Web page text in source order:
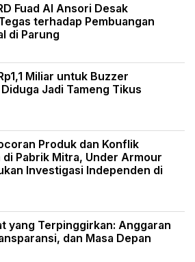
Fuad Al Ansori Desak
terhadap Pembuangan
di Parung
Miliar untuk Buzzer
Jadi Tameng Tikus
Produk dan Konflik
di Pabrik Mitra, Under Armour
Investigasi Independen di
yang Terpinggirkan: Anggaran
dan Masa Depan